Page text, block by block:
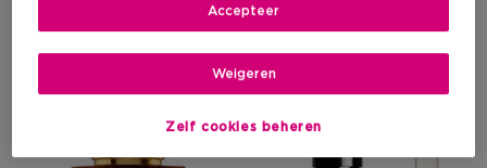
20 Resultaten
Zelf cookies beheren
Weigeren
Accepteer